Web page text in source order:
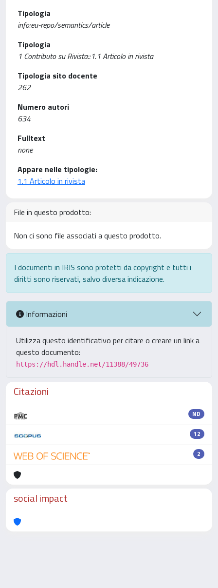
Tipologia
info:eu-repo/semantics/article
Tipologia
1 Contributo su Rivista::1.1 Articolo in rivista
Tipologia sito docente
262
Numero autori
634
Fulltext
none
Appare nelle tipologie:
1.1 Articolo in rivista
File in questo prodotto:
Non ci sono file associati a questo prodotto.
I documenti in IRIS sono protetti da copyright e tutti i
diritti sono riservati, salvo diversa indicazione.
Informazioni
Utilizza questo identificativo per citare o creare un link a
questo documento:
https://hdl.handle.net/11388/49736
Citazioni
ND
12
2
social impact